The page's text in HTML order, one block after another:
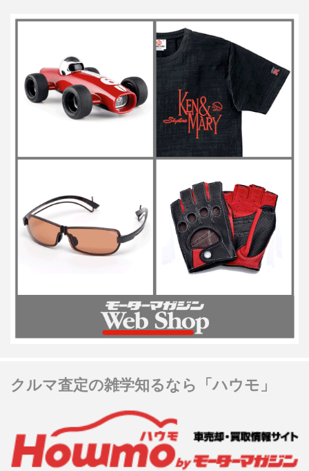
クルマ査定の雑学知るなら「ハウモ」